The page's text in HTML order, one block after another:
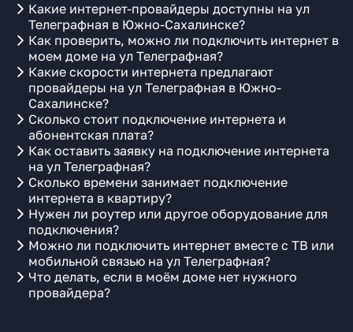
Какие интернет-провайдеры доступны на ул
Телеграфная в Южно-Сахалинске?
Как проверить, можно ли подключить интернет в
моем доме на ул Телеграфная?
Какие скорости интернета предлагают
провайдеры на ул Телеграфная в Южно-
Сахалинске?
Сколько стоит подключение интернета и
абонентская плата?
Как оставить заявку на подключение интернета
на ул Телеграфная?
Сколько времени занимает подключение
интернета в квартиру?
Нужен ли роутер или другое оборудование для
подключения?
Можно ли подключить интернет вместе с ТВ или
мобильной связью на ул Телеграфная?
Что делать, если в моём доме нет нужного
провайдера?